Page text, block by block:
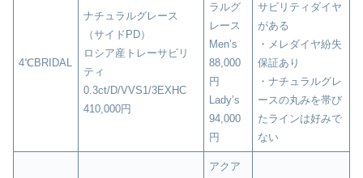
4℃BRIDAL
ナチュラルグレース
（サイドPD）
ロシア産トレーサビリ
ティ
0.3ct/D/VVS1/3EXHC
410,000円
ラルグ
レース
Men’s
88,000
円
Lady’s
94,000
円
サビリティダイヤ
がある
・メレダイヤ紛失
保証あり
・ナチュラルグレ
ースの丸みを帯び
たラインは好みで
ない
アクア